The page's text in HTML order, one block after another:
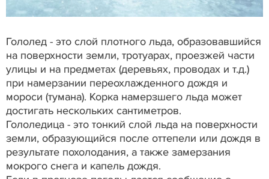
Гололед - это слой плотного льда, образовавшийся
на поверхности земли, тротуарах, проезжей части
улицы и на предметах (деревьях, проводах и т.д.)
при намерзании переохлажденного дождя и
мороси (тумана). Корка намерзшего льда может
достигать нескольких сантиметров.
Гололедица - это тонкий слой льда на поверхности
земли, образующийся после оттепели или дождя в
результате похолодания, а также замерзания
мокрого снега и капель дождя.